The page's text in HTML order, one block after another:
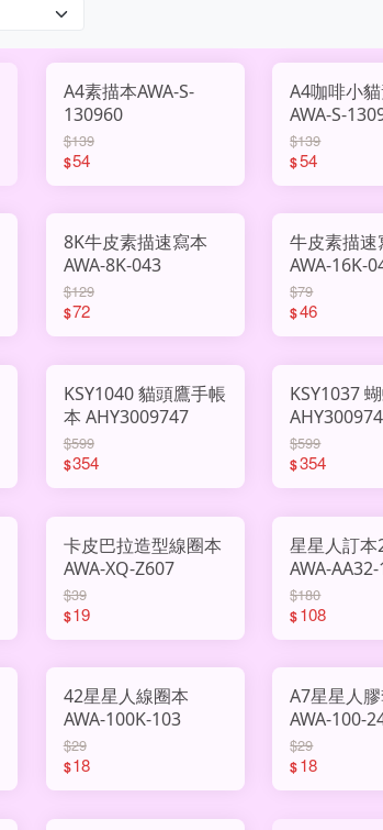
A4素描本AWA-S-
130960
$139
$54
A4咖啡小
AWA-S-
$139
$54
8K牛皮素描速寫本
AWA-8K-043
$129
$72
牛皮素描速
AWA-16K-
$79
$46
KSY1040 貓頭鷹手帳
本 AHY3009747
$599
$354
KSY1037
$599
$354
卡皮巴拉造型線圈本
AWA-XQ-Z607
$39
$19
星星人訂
AWA-
$180
$108
42星星人線圈本
AWA-100K-103
$29
$18
A7星星人
AWA-100-
$29
$18